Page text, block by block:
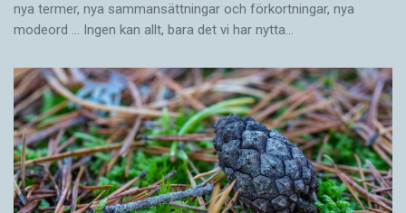
nya termer, nya samman­sättningar och förkortningar, nya
modeord … Ingen kan allt, bara det vi har nytta…